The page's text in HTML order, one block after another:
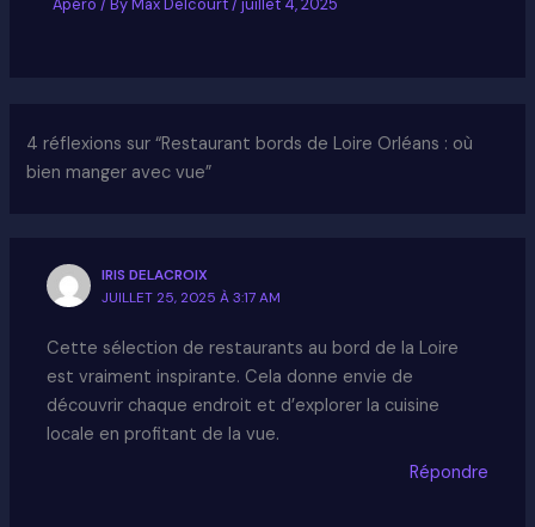
Apéro / ByMax Delcourt/juillet 4, 2025
4 réflexions sur “Restaurant bords de Loire Orléans : où
bien manger avec vue”
IRIS DELACROIX
JUILLET 25, 2025 À 3:17 AM
Cette sélection de restaurants au bord de la Loire
est vraiment inspirante. Cela donne envie de
découvrir chaque endroit et d’explorer la cuisine
locale en profitant de la vue.
Répondre